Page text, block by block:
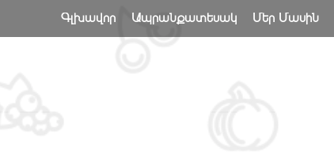
Գլխավոր Ապրանքատեսակ Մեր Մասին